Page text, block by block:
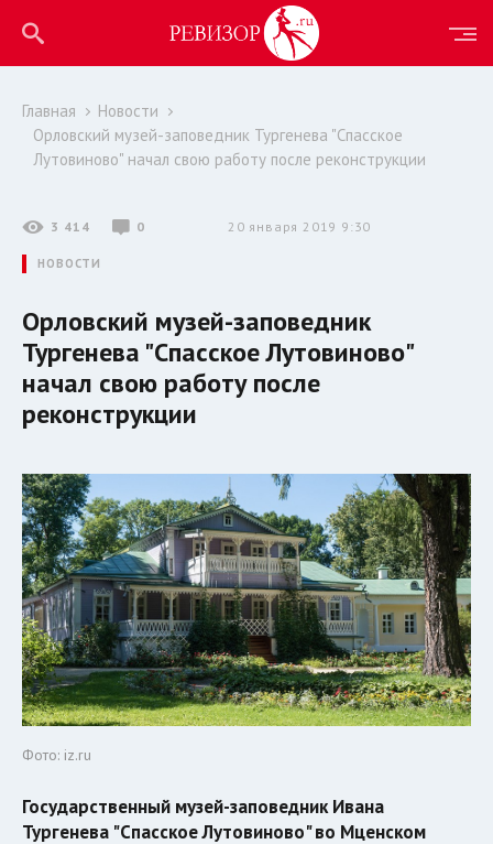
Главная
Новости
Орловский музей-заповедник Тургенева "Спасское
Лутовиново" начал свою работу после реконструкции
3 414 0 20 января 2019 9:30
НОВОСТИ
Орловский музей-заповедник
Тургенева "Спасское Лутовиново"
начал свою работу после
реконструкции
Фото: iz.ru
Государственный музей-заповедник Ивана
Тургенева "Спасское Лутовиново" во Мценском